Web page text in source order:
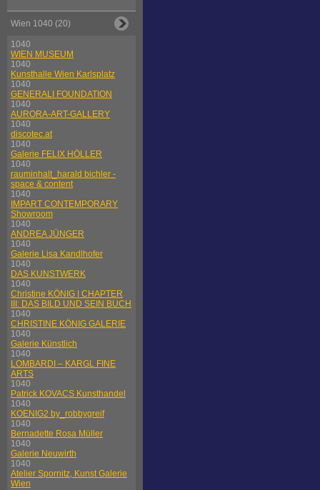
Wien 1040 (20)
1040
WIEN MUSEUM
1040
Kunsthalle Wien Karlsplatz
1040
GENERALI FOUNDATION
1040
AURORA-ART-GALLERY
1040
discotec.at
1040
Galerie FELIX HÖLLER
1040
rauminhalt_harald bichler -
space & content
1040
IMPART CONTEMPORARY
Showroom
1040
ANDREA JÜNGER
1040
Galerie Lisa Kandlhofer
1040
DAS KUNSTWERK
1040
Christine KÖNIG | CHAPTER
III: DAS BILD UND SEIN BUCH
1040
CHRISTINE KÖNIG GALERIE
1040
Galerie Künstlich
1040
LOMBARDI – KARGL FINE
ARTS
1040
Patrick KOVACS Kunsthandel
1040
KOENIG2 by_robbygreif
1040
Bernadette Rosa Müller
1040
Galerie Neuwirth
1040
Atelier Spornitz, Kunst Galerie
Wien